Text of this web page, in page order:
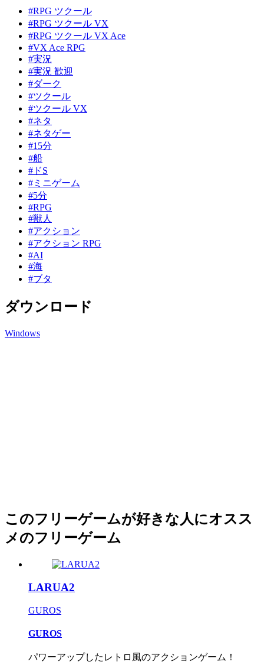
#RPG ツクール
#RPG ツクール VX
#RPG ツクール VX Ace
#VX Ace RPG
#実況
#実況 歓迎
#ダーク
#ツクール
#ツクール VX
#ネタ
#ネタゲー
#15分
#船
#ドS
#ミニゲーム
#5分
#RPG
#獣人
#アクション
#アクション RPG
#AI
#海
#ブタ
ダウンロード
Windows
このフリーゲームが好きな人にオスス
メのフリーゲーム
LARUA2
GUROS
GUROS
パワーアップしたレトロ風のアクションゲーム！